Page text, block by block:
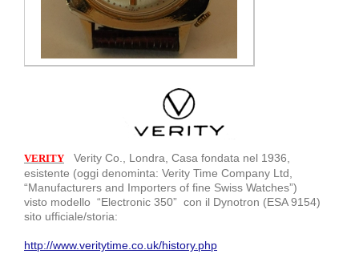
VERITY Verity Co., Londra, Casa fondata nel 1936,
esistente (oggi denominta: Verity Time Company Ltd,
“Manufacturers and Importers of fine Swiss Watches”)
visto modello “Electronic 350” con il Dynotron (ESA 9154)
sito ufficiale/storia:
http://www.veritytime.co.uk/history.php